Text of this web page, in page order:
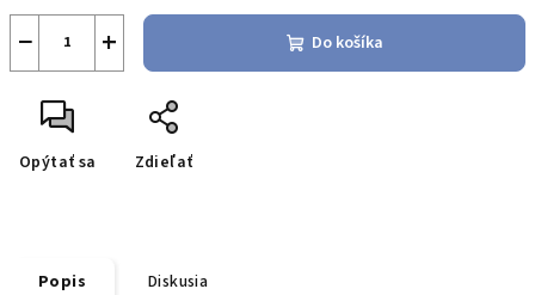
+
− Do košíka
Opýtať sa Zdieľať
Popis Diskusia